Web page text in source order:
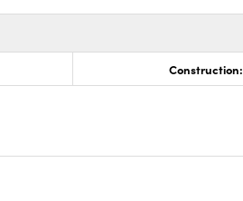
Construction: